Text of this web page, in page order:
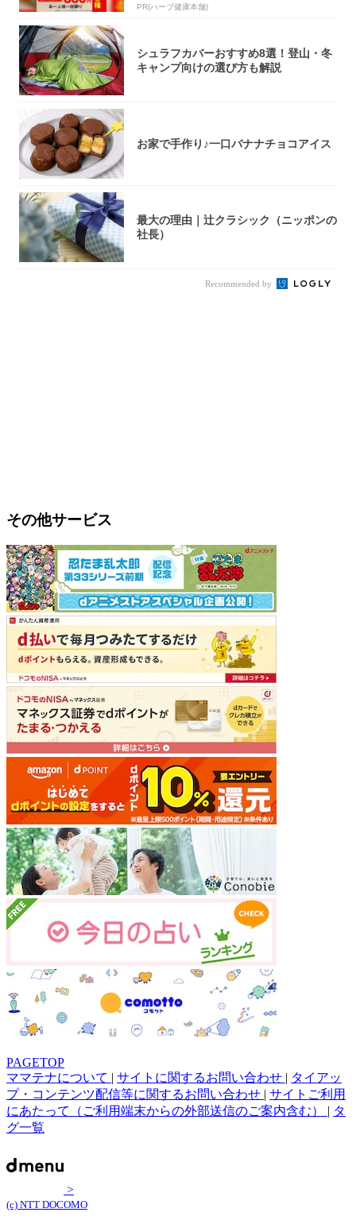
PR(ハーブ健康本舗)
シュラフカバーおすすめ8選！登山・冬
キャンプ向けの選び方も解説
お家で手作り♪一口バナナチョコアイス
最大の理由｜辻クラシック（ニッポンの
社長）
Recommended by
その他サービス
PAGETOP
ママテナについて | サイトに関するお問い合わせ | タイアッ
プ・コンテンツ配信等に関するお問い合わせ | サイトご利用
にあたって（ご利用端末からの外部送信のご案内含む） | タ
グ一覧
>
(c) NTT DOCOMO